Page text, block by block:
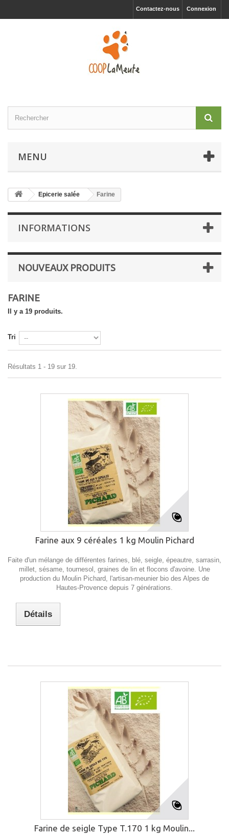
Connexion
Contactez-nous
MENU
Epicerie salée Farine
INFORMATIONS
NOUVEAUX PRODUITS
FARINE
Il y a 19 produits.
Tri
Résultats 1 - 19 sur 19.
Farine aux 9 céréales 1 kg Moulin Pichard
Faite d'un mélange de différentes farines, blé, seigle, épeautre, sarrasin,
millet, sésame, tournesol, graines de lin et flocons d'avoine. Une
production du Moulin Pichard, l'artisan-meunier bio des Alpes de
Hautes-Provence depuis 7 générations.
Détails
Farine de seigle Type T.170 1 kg Moulin...